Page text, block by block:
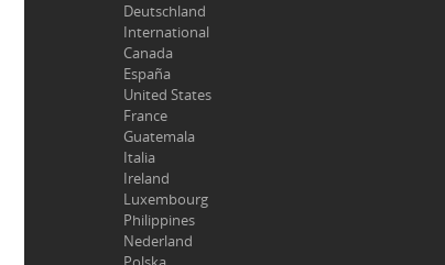
Deutschland
International
Canada
España
United States
France
Guatemala
Italia
Ireland
Luxembourg
Philippines
Nederland